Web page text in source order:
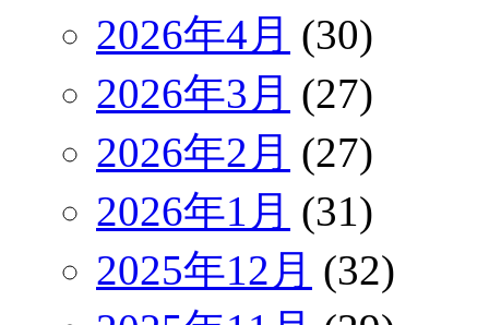
2026年4月 (30)
2026年3月 (27)
2026年2月 (27)
2026年1月 (31)
2025年12月 (32)